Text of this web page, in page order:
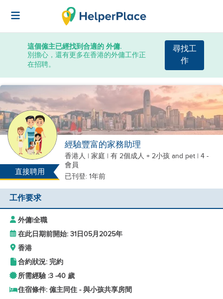
這個僱主已經找到合適的 外傭.
別擔心，還有更多在香港的外傭工作正
在招聘。
尋找工
作
直接聘用
經驗豐富的家務助理
香港人 | 家庭 | 有 2個成人 + 2小孩 and pet | 4 -
會員
已刊登: 1年前
工作要求
外傭|全職
在此日期前開始: 31日05月2025年
香港
合約狀況: 完約
所需經驗 :3 -40 歲
住宿條件: 僱主同住 - 與小孩共享房間